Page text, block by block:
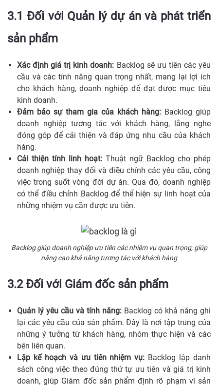
3.1 Đối với Quản lý dự án và phát triển
sản phẩm
Xác định giá trị kinh doanh: Backlog sẽ ưu tiên các yêu
cầu và các tính năng quan trọng nhất, mang lại lợi ích
cho khách hàng, doanh nghiệp để đạt được mục tiêu
kinh doanh.
Đảm bảo sự tham gia của khách hàng: Backlog giúp
doanh nghiệp tương tác với khách hàng, lắng nghe
đóng góp để cải thiện và đáp ứng nhu cầu của khách
hàng.
Cải thiện tính linh hoạt: Thuật ngữ Backlog cho phép
doanh nghiệp thay đổi và điều chỉnh các yêu cầu, công
việc trong suốt vòng đời dự án. Qua đó, doanh nghiệp
có thể điều chỉnh Backlog để thể hiện sự linh hoạt của
những nhiệm vụ cần được ưu tiên.
Backlog giúp doanh nghiệp ưu tiên các nhiệm vụ quan trọng, giúp
nâng cao khả năng tương tác với khách hàng
3.2 Đối với Giám đốc sản phẩm
Quản lý yêu cầu và tính năng: Backlog có khả năng ghi
lại các yêu cầu của sản phẩm. Đây là nơi tập trung của
những ý tưởng từ khách hàng, nhóm thực hiện và các
bên liên quan.
Lập kế hoạch và ưu tiên nhiệm vụ: Backlog lập danh
sách công việc theo đúng thứ tự ưu tiên và giá trị kinh
doanh, giúp Giám đốc sản phẩm định rõ phạm vi sản